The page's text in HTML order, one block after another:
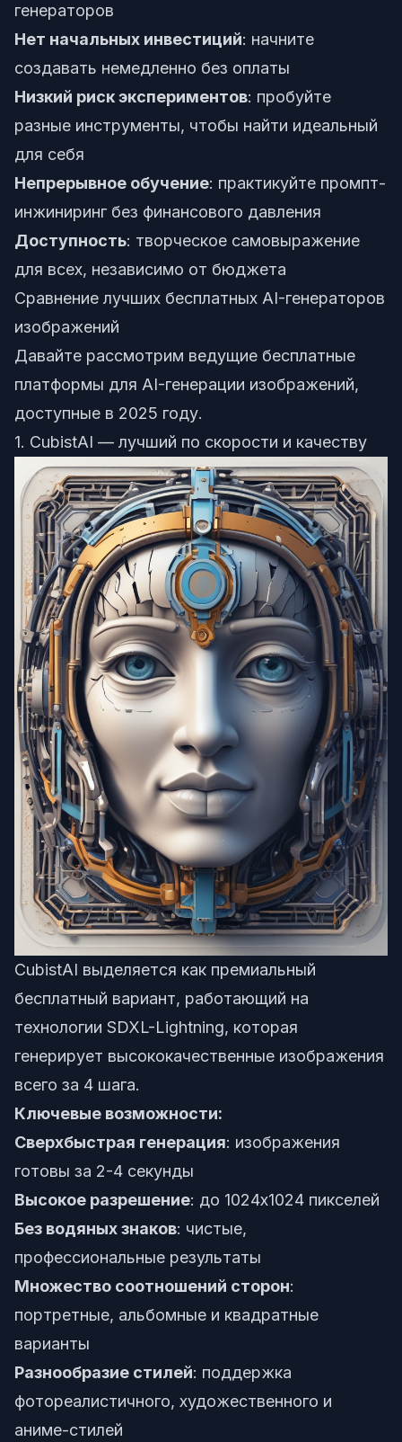
генераторов
Нет начальных инвестиций: начните
создавать немедленно без оплаты
Низкий риск экспериментов: пробуйте
разные инструменты, чтобы найти идеальный
для себя
Непрерывное обучение: практикуйте промпт-
инжиниринг без финансового давления
Доступность: творческое самовыражение
для всех, независимо от бюджета
Сравнение лучших бесплатных AI-генераторов
изображений
Давайте рассмотрим ведущие бесплатные
платформы для AI-генерации изображений,
доступные в 2025 году.
1. CubistAI — лучший по скорости и качеству
CubistAI выделяется как премиальный
бесплатный вариант, работающий на
технологии SDXL-Lightning, которая
генерирует высококачественные изображения
всего за 4 шага.
Ключевые возможности:
Сверхбыстрая генерация: изображения
готовы за 2-4 секунды
Высокое разрешение: до 1024x1024 пикселей
Без водяных знаков: чистые,
профессиональные результаты
Множество соотношений сторон:
портретные, альбомные и квадратные
варианты
Разнообразие стилей: поддержка
фотореалистичного, художественного и
аниме-стилей